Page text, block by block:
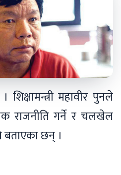
शिक्षामन्त्री महावीर पुनले
राजनीति गर्ने र चलखेल
बताएका छन् ।